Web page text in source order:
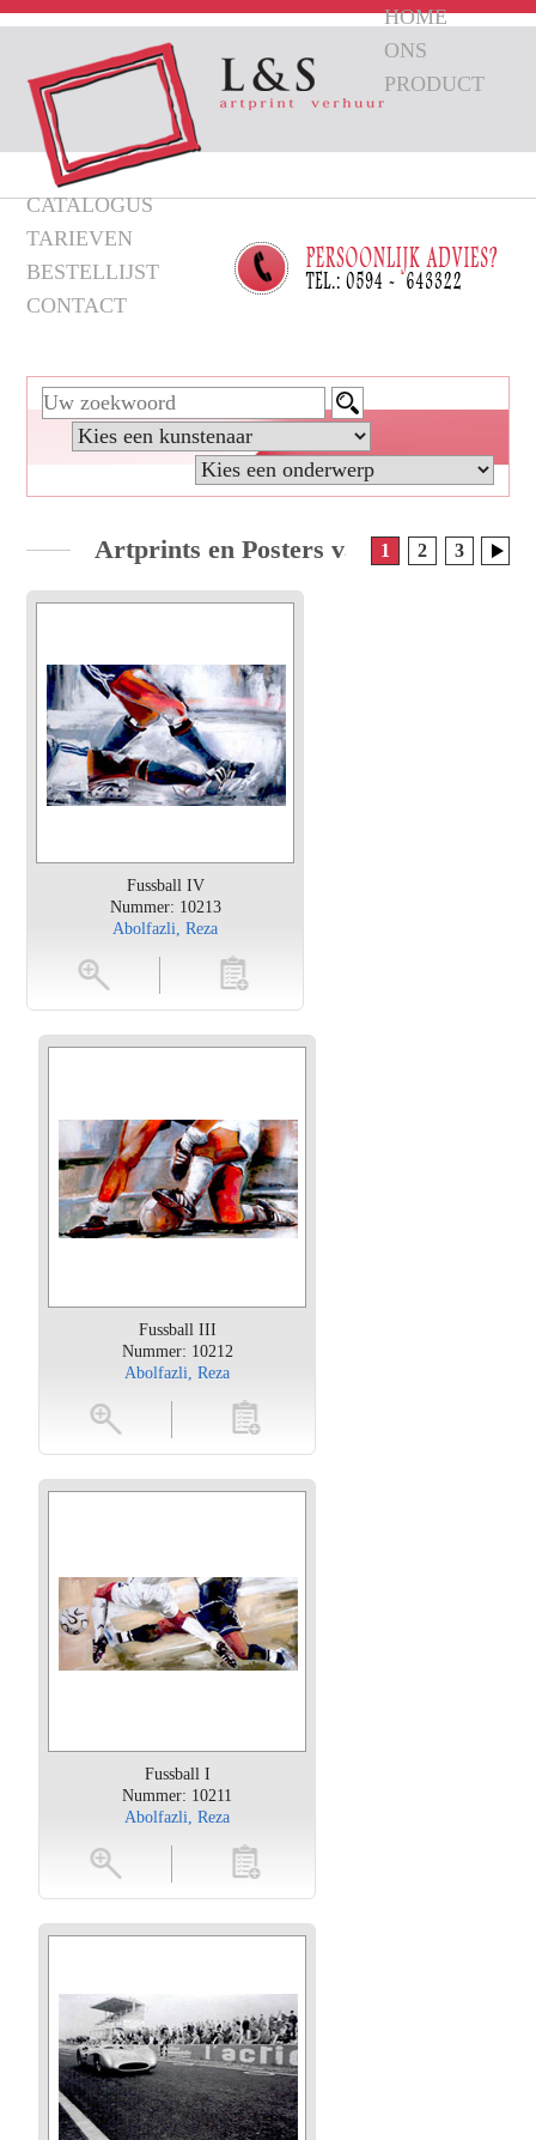
HOME
ONS
PRODUCT
CATALOGUS
TARIEVEN
BESTELLIJST
CONTACT
Artprints en Posters van Sport
1 2 3
Fussball IV
Nummer: 10213
Abolfazli, Reza
toevoegen
Fussball III
Nummer: 10212
Abolfazli, Reza
toevoegen
Fussball I
Nummer: 10211
Abolfazli, Reza
toevoegen